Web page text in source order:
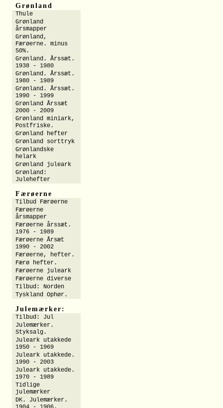
Grønland
Thule
Grønland
årsmapper
Grønland,
Færøerne. minus
50%.
Grønland. Årssæt.
1938 - 1980
Grønland. Årssæt.
1980 - 1989
Grønland. Årssæt.
1990 - 1999
Grønland Årssæt
2000 - 2009
Grønland miniark,
Postfriske.
Grønland hefter
Grønland sorttryk
Grønlandske
helark
Grønland juleark
Grønland:
Julehefter
Færøerne
Tilbud Færøerne
Færøerne
årsmapper
Færøerne årssæt.
1976 - 1989
Færøerne Årsæt
1990 - 2002
Færøerne, hefter.
Færø hefter.
Færøerne juleark
Færøerne diverse
Tilbud: Norden
Tyskland Ophør.
Julemærker:
Tilbud: Jul
Julemærker.
Styksalg.
Juleark utakkede
1950 - 1969
Juleark utakkede.
1990 - 2003
Juleark utakkede.
1970 - 1989
Tidlige
julemærker
DK. Julemærker.